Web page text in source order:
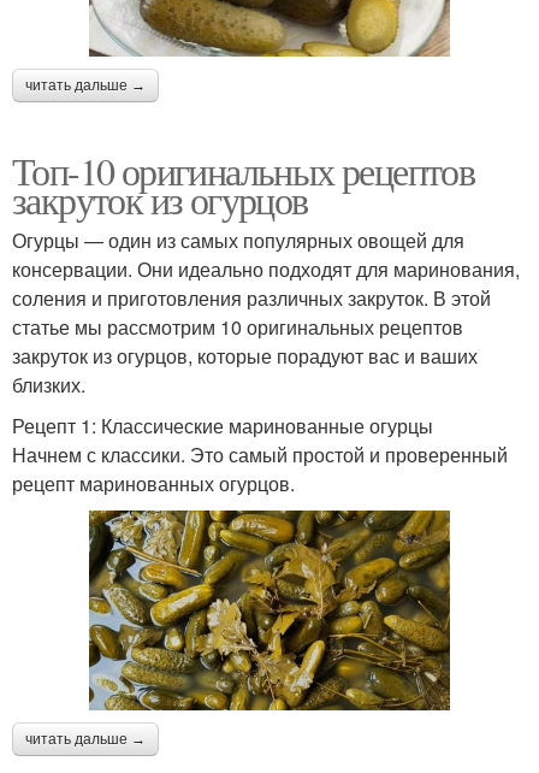
читать дальше →
Топ-10 оригинальных рецептов
закруток из огурцов
Огурцы — один из самых популярных овощей для
консервации. Они идеально подходят для маринования,
соления и приготовления различных закруток. В этой
статье мы рассмотрим 10 оригинальных рецептов
закруток из огурцов, которые порадуют вас и ваших
близких.
Рецепт 1: Классические маринованные огурцы
Начнем с классики. Это самый простой и проверенный
рецепт маринованных огурцов.
читать дальше →